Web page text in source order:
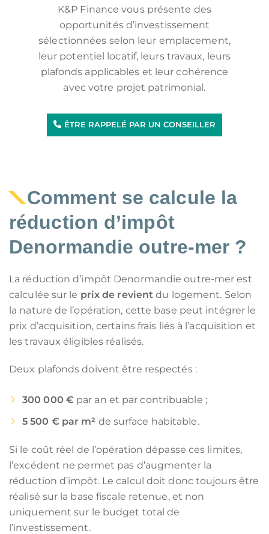
K&P Finance vous présente des
opportunités d’investissement
sélectionnées selon leur emplacement,
leur potentiel locatif, leurs travaux, leurs
plafonds applicables et leur cohérence
avec votre projet patrimonial.
ÊTRE RAPPELÉ PAR UN CONSEILLER
Comment se calcule la
réduction d’impôt
Denormandie outre-mer ?
La réduction d’impôt Denormandie outre-mer est
calculée sur le prix de revient du logement. Selon
la nature de l’opération, cette base peut intégrer le
prix d’acquisition, certains frais liés à l’acquisition et
les travaux éligibles réalisés.
Deux plafonds doivent être respectés :
300 000 €par an et par contribuable ;
5 500 € par m² de surface habitable.
Si le coût réel de l’opération dépasse ces limites,
l’excédent ne permet pas d’augmenter la
réduction d’impôt. Le calcul doit donc toujours être
réalisé sur la base fiscale retenue, et non
uniquement sur le budget total de
l’investissement.